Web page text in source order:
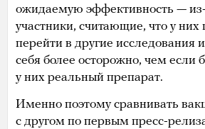
ожидаемую эффективность — из-
участники, считающие, что у них
перейти в другие исследования
себя более осторожно, чем если
у них реальный препарат.
Именно поэтому сравнивать
с другом по первым пресс-